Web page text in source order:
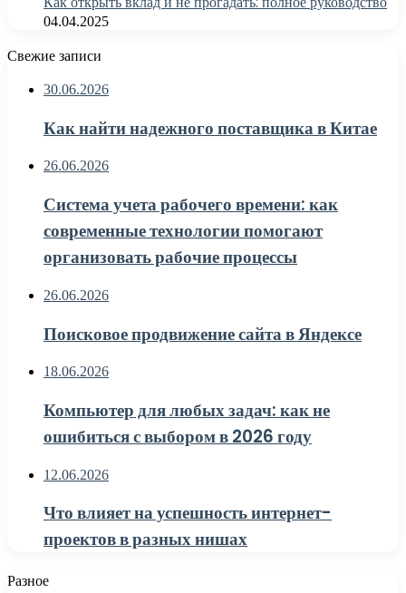
04.04.2025
Свежие записи
30.06.2026
Как найти надежного поставщика в Китае
26.06.2026
Система учета рабочего времени: как
современные технологии помогают
организовать рабочие процессы
26.06.2026
Поисковое продвижение сайта в Яндексе
18.06.2026
Компьютер для любых задач: как не
ошибиться с выбором в 2026 году
12.06.2026
Что влияет на успешность интернет-
проектов в разных нишах
Разное